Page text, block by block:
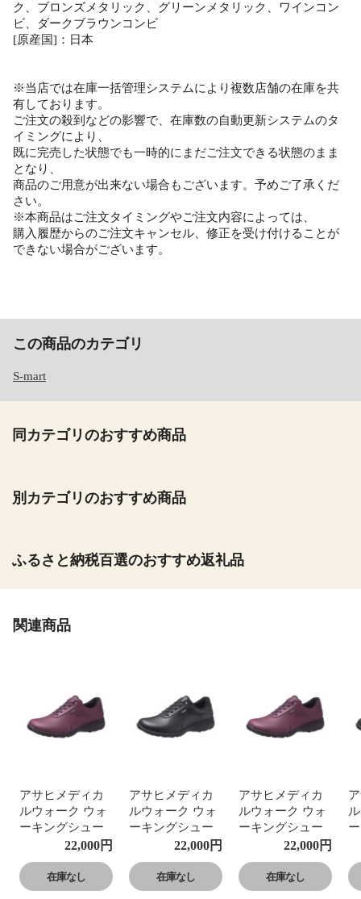
ク、ブロンズメタリック、グリーンメタリック、ワインコン
ビ、ダークブラウンコンビ
[原産国]：日本
※当店では在庫一括管理システムにより複数店舗の在庫を共
有しております。
ご注文の殺到などの影響で、在庫数の自動更新システムのタ
イミングにより、
既に完売した状態でも一時的にまだご注文できる状態のまま
となり、
商品のご用意が出来ない場合もございます。予めご了承くだ
さい。
※本商品はご注文タイミングやご注文内容によっては、
購入履歴からのご注文キャンセル、修正を受け付けることが
できない場合がございます。
この商品のカテゴリ
S-mart
同カテゴリのおすすめ商品
別カテゴリのおすすめ商品
ふるさと納税百選のおすすめ返礼品
関連商品
アサヒメディカ
ルウォーク ウォ
ーキングシュー
ズ レディース 防
水 ゴアテックス
4E 本革 レザー
アウトドア 黒 ブ
22,000円
在庫なし
アサヒメディカ
ルウォーク ウォ
ーキングシュー
ズ レディース 防
水 ゴアテックス
4E 本革 レザー
アウトドア 黒 ブ
22,000円
在庫なし
アサヒメディカ
ルウォーク ウォ
ーキングシュー
ズ レディース 防
水 ゴアテックス
4E 本革 レザー
アウトドア 黒 ブ
22,000円
在庫なし